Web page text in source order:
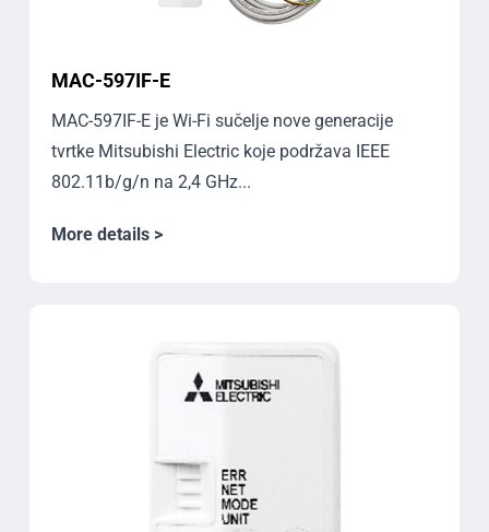
MAC-597IF-E
MAC-597IF-E je Wi-Fi sučelje nove generacije
tvrtke Mitsubishi Electric koje podržava IEEE
802.11b/g/n na 2,4 GHz...
More details >